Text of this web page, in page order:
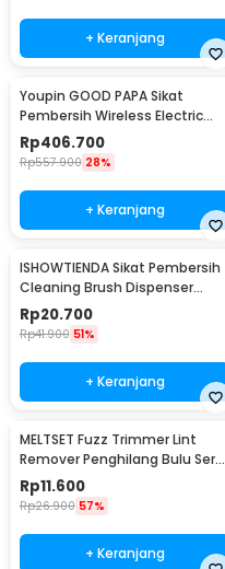
+ Keranjang
Youpin GOOD PAPA Sikat
Pembersih Wireless Electric
Cleaning - CL99
Rp406.700
Rp557.900 28%
+ Keranjang
ISHOWTIENDA Sikat Pembersih
Cleaning Brush Dispenser
Sabun Air - S0026
Rp20.700
Rp41.900 51%
+ Keranjang
MELTSET Fuzz Trimmer Lint
Remover Penghilang Bulu Serat
Kain - CV8805
Rp11.600
Rp26.900 57%
+ Keranjang